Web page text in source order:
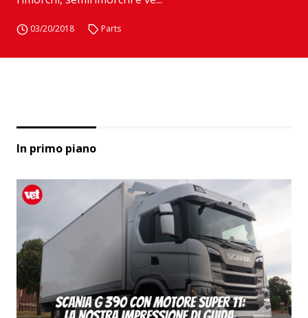
03/20/2018 Parts
In primo piano